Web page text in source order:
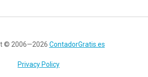
© 2006—2026 ContadorGratis.es
Privacy Policy